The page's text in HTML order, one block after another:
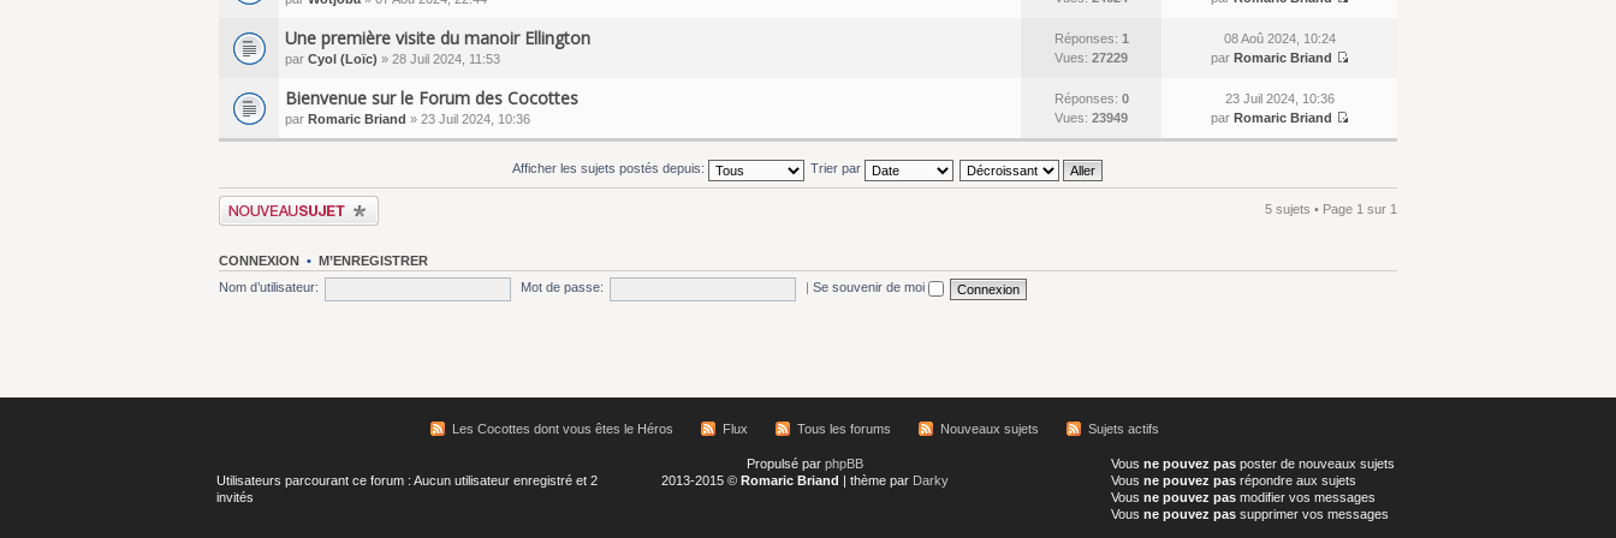
Une première visite du manoir Ellington
par Cyol (Loïc) » 28 Juil 2024, 11:53
Réponses: 1
Vues: 27229
08 Aoû 2024, 10:24
par Romaric Briand
Bienvenue sur le Forum des Cocottes
par Romaric Briand » 23 Juil 2024, 10:36
Réponses: 0
Vues: 23949
23 Juil 2024, 10:36
par Romaric Briand
Afficher les sujets postés depuis: Trier par
Écrire un nouveau sujet 5 sujets • Page 1 sur 1
CONNEXION • M’ENREGISTRER
Nom d’utilisateur:
Mot de passe: Se souvenir de moi
Les Cocottes dont vous êtes le Héros Flux Tous les forums Nouveaux sujets Sujets actifs
Utilisateurs parcourant ce forum : Aucun utilisateur enregistré et 2
invités
Vous ne pouvez pasposter de nouveaux sujets
Vous ne pouvez pasrépondre aux sujets
Vous ne pouvez pasmodifier vos messages
Vous ne pouvez passupprimer vos messages
Propulsé par phpBB
2013-2015 © Romaric Briand | thème par Darky